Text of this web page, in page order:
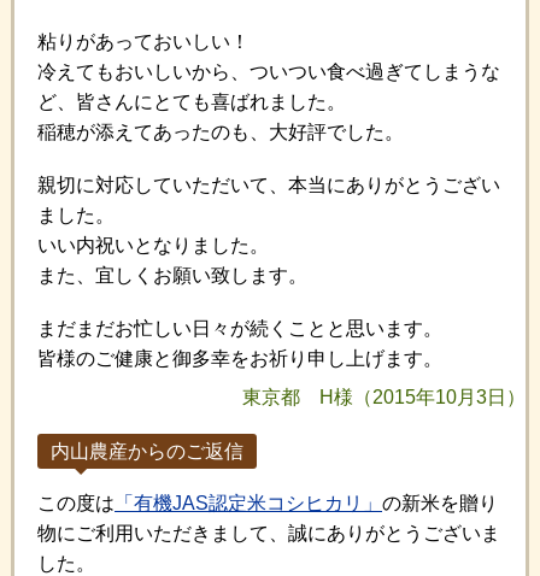
粘りがあっておいしい！
冷えてもおいしいから、ついつい食べ過ぎてしまうな
ど、皆さんにとても喜ばれました。
稲穂が添えてあったのも、大好評でした。
親切に対応していただいて、本当にありがとうござい
ました。
いい内祝いとなりました。
また、宜しくお願い致します。
まだまだお忙しい日々が続くことと思います。
皆様のご健康と御多幸をお祈り申し上げます。
東京都 H様（2015年10月3日）
内山農産からのご返信
この度は 「有機JAS認定米コシヒカリ」の新米を贈り
物にご利用いただきまして、誠にありがとうございま
した。